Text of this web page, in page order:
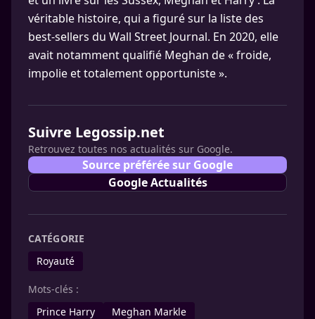
véritable histoire, qui a figuré sur la liste des
best-sellers du Wall Street Journal. En 2020, elle
avait notamment qualifié Meghan de « froide,
impolie et totalement opportuniste ».
Suivre Legossip.net
Retrouvez toutes nos actualités sur Google.
Source préférée sur Google
Google Actualités
CATÉGORIE
Royauté
Mots-clés :
Prince Harry
Meghan Markle